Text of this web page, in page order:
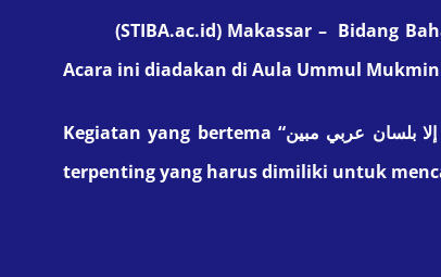
(STIBA.ac.id) Makassar – Bidang
Acara ini diadakan di Aula Ummul
Kegiatan yang bertema “
terpenting yang harus dimiliki untuk